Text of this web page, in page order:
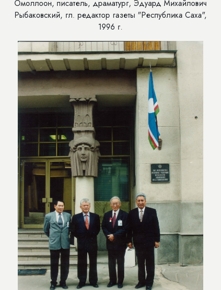
Омоллоон, писатель, драматург, Эдуард Михайлович
Рыбаковский, гл. редактор газеты "Республика Саха",
1996 г.